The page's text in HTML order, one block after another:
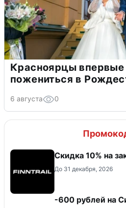
Красноярцы впервые
пожениться в
6 августа 0
Скидка 10% на
До 31 декабря, 2026
-600 рублей на